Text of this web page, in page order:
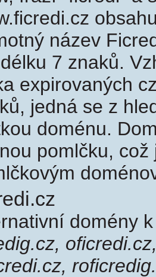
název
7 znaků.
expirovaných
jedná se z
doménu.
pomlčku,
domény